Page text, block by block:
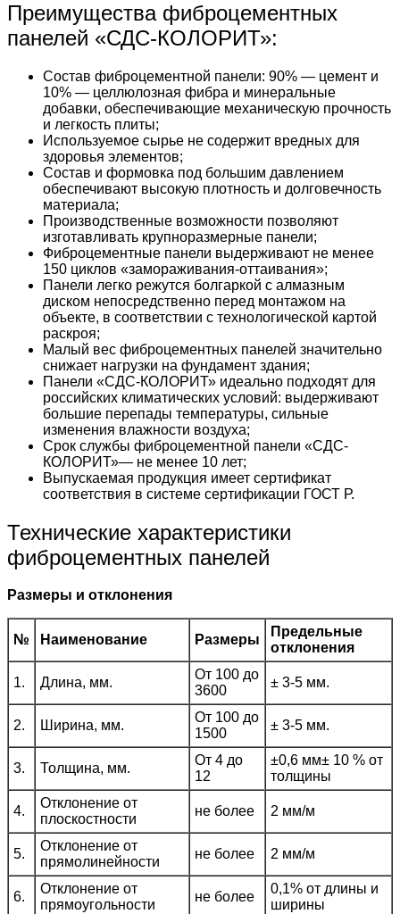
Преимущества фиброцементных
панелей «СДС-КОЛОРИТ»:
Состав фиброцементной панели: 90% — цемент и
10% — целлюлозная фибра и минеральные
добавки, обеспечивающие механическую прочность
и легкость плиты;
Используемое сырье не содержит вредных для
здоровья элементов;
Состав и формовка под большим давлением
обеспечивают высокую плотность и долговечность
материала;
Производственные возможности позволяют
изготавливать крупноразмерные панели;
Фиброцементные панели выдерживают не менее
150 циклов «замораживания-оттаивания»;
Панели легко режутся болгаркой с алмазным
диском непосредственно перед монтажом на
объекте, в соответствии с технологической картой
раскроя;
Малый вес фиброцементных панелей значительно
снижает нагрузки на фундамент здания;
Панели «СДС-КОЛОРИТ» идеально подходят для
российских климатических условий: выдерживают
большие перепады температуры, сильные
изменения влажности воздуха;
Срок службы фиброцементной панели «СДС-
КОЛОРИТ»— не менее 10 лет;
Выпускаемая продукция имеет сертификат
соответствия в системе сертификации ГОСТ Р.
Технические характеристики
фиброцементных панелей
Размеры и отклонения
№ Наименование Размеры
Предельные
отклонения
1. Длина, мм.
От 100 до
3600
± 3-5 мм.
2. Ширина, мм.
От 100 до
1500
± 3-5 мм.
3. Толщина, мм.
От 4 до
12
±0,6 мм± 10 % от
толщины
4.
Отклонение от
плоскостности
не более 2 мм/м
5.
Отклонение от
прямолинейности
не более 2 мм/м
6.
Отклонение от
прямоугольности
не более
0,1% от длины и
ширины